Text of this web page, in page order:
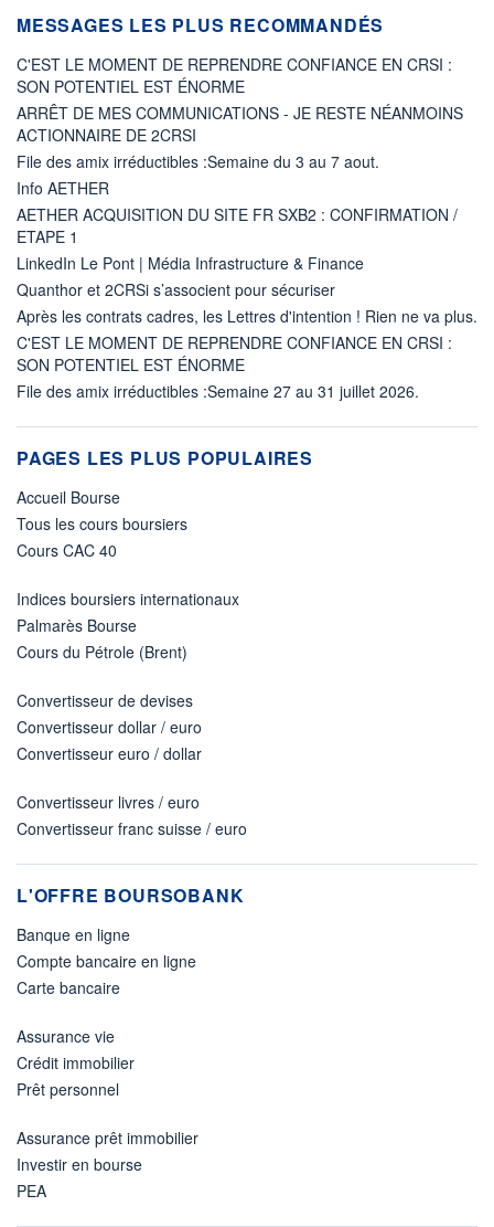
MESSAGES LES PLUS RECOMMANDÉS
C'EST LE MOMENT DE REPRENDRE CONFIANCE EN CRSI :
SON POTENTIEL EST ÉNORME
ARRÊT DE MES COMMUNICATIONS - JE RESTE NÉANMOINS
ACTIONNAIRE DE 2CRSI
File des amix irréductibles :Semaine du 3 au 7 aout.
Info AETHER
AETHER ACQUISITION DU SITE FR SXB2 : CONFIRMATION /
ETAPE 1
LinkedIn Le Pont | Média Infrastructure & Finance
Quanthor et 2CRSi s’associent pour sécuriser
Après les contrats cadres, les Lettres d'intention ! Rien ne va plus.
C'EST LE MOMENT DE REPRENDRE CONFIANCE EN CRSI :
SON POTENTIEL EST ÉNORME
File des amix irréductibles :Semaine 27 au 31 juillet 2026.
PAGES LES PLUS POPULAIRES
Accueil Bourse
Tous les cours boursiers
Cours CAC 40
Indices boursiers internationaux
Palmarès Bourse
Cours du Pétrole (Brent)
Convertisseur de devises
Convertisseur dollar / euro
Convertisseur euro / dollar
Convertisseur livres / euro
Convertisseur franc suisse / euro
L'OFFRE BOURSOBANK
Banque en ligne
Compte bancaire en ligne
Carte bancaire
Assurance vie
Crédit immobilier
Prêt personnel
Assurance prêt immobilier
Investir en bourse
PEA